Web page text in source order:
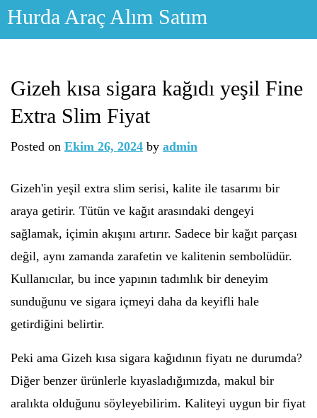
Skip
Hurda Araç Alım Satım
Gizeh kısa sigara kağıdı yeşil Fine
Extra Slim Fiyat
Posted on Ekim 26, 2024 by admin
Gizeh'in yeşil extra slim serisi, kalite ile tasarımı bir
araya getirir. Tütün ve kağıt arasındaki dengeyi
sağlamak, içimin akışını artırır. Sadece bir kağıt parçası
değil, aynı zamanda zarafetin ve kalitenin sembolüdür.
Kullanıcılar, bu ince yapının tadımlık bir deneyim
sunduğunu ve sigara içmeyi daha da keyifli hale
getirdiğini belirtir.
Peki ama Gizeh kısa sigara kağıdının fiyatı ne durumda?
Diğer benzer ürünlerle kıyasladığımızda, makul bir
aralıkta olduğunu söyleyebilirim. Kaliteyi uygun bir fiyat